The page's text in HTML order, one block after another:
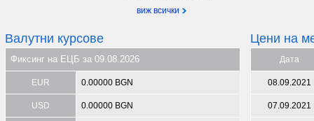
виж всички
Валутни курсове
Фиксинг на ЕЦБ за 09.08.2026
EUR 0.00000 BGN
USD 0.00000 BGN
Цени на
Дата
08.09.2021
07.09.2021